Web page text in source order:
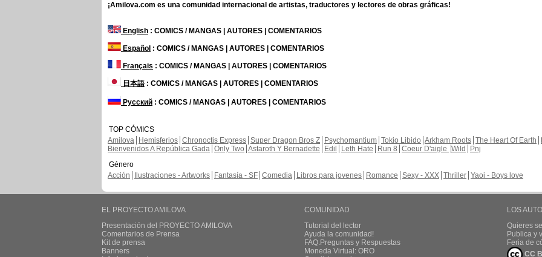
¡Amilova.com es una comunidad internacional de artistas, traductores y lectores de obras gráficas!
English : COMICS / MANGAS | AUTORES | COMENTARIOS
Español : COMICS / MANGAS | AUTORES | COMENTARIOS
Français : COMICS / MANGAS | AUTORES | COMENTARIOS
日本語: COMICS / MANGAS | AUTORES | COMENTARIOS
Русский : COMICS / MANGAS | AUTORES | COMENTARIOS
TOP CÓMICS
Amilova
Hemisferios Chronoctis Express Super Dragon Bros Z Psychomantium Tokio Libido Arkham Roots The Heart Of Earth
Bienvenidos A República Gada Only Two Astaroth Y Bernadette Edil Leth Hate Run 8 Coeur D'aigle Wild
Pnj
Género
Acción
Ilustraciones - Artworks Fantasía - SF Comedia Libros para jovenes Romance Sexy - XXX Thriller Yaoi - Boys love
EL PROYECTO AMILOVA
Presentación del PROYECTO AMILOVA
Comentarios de Prensa
Kit de prensa
Banners
COMUNIDAD
Tutorial del lector
Ayuda la comunidad!
FAQ.Preguntas y Respuestas
Moneda Virtual: ORO
LOS
Quieres
Publica y
Feria de
CC